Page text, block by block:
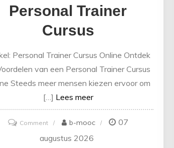
Personal Trainer
Cursus
Personal Trainer Cursus Online Ontdek
van een Personal Trainer Cursus
Steeds meer mensen kiezen ervoor om
[…] Lees meer
Commenton
Ontdek
b-mooc
07
augustus 2026